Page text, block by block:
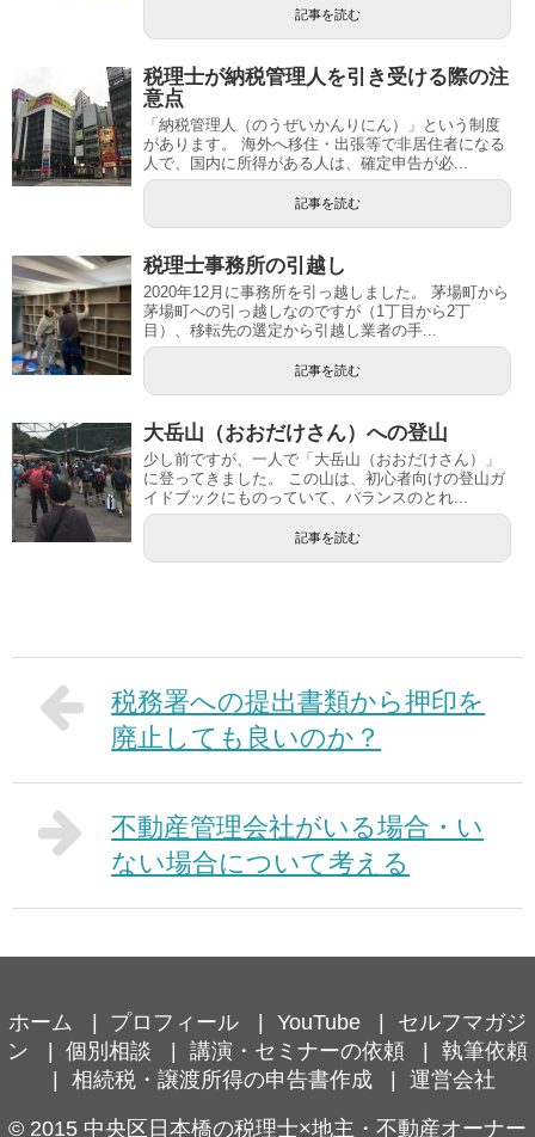
記事を読む
税理士が納税管理人を引き受ける際の注
意点
「納税管理人（のうぜいかんりにん）」という制度
があります。 海外へ移住・出張等で非居住者になる
人で、国内に所得がある人は、確定申告が必...
記事を読む
税理士事務所の引越し
2020年12月に事務所を引っ越しました。 茅場町から
茅場町への引っ越しなのですが（1丁目から2丁
目）、移転先の選定から引越し業者の手...
記事を読む
大岳山（おおだけさん）への登山
少し前ですが、一人で「大岳山（おおだけさん）」
に登ってきました。 この山は、初心者向けの登山ガ
イドブックにものっていて、バランスのとれ...
記事を読む
税務署への提出書類から押印を
廃止しても良いのか？
不動産管理会社がいる場合・い
ない場合について考える
ホーム プロフィール YouTube
セルフマガジ
ン
個別相談 講演・セミナーの依頼
執筆依頼
相続税・譲渡所得の申告書作成
運営会社
© 2015 中央区日本橋の税理士×地主・不動産オーナー